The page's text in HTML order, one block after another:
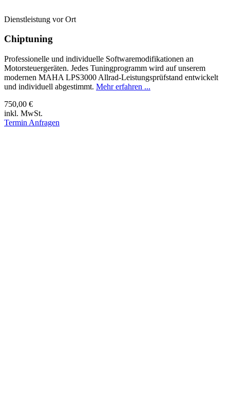
Dienstleistung vor Ort
Chiptuning
Professionelle und individuelle Softwaremodifikationen an
Motorsteuergeräten. Jedes Tuningprogramm wird auf unserem
modernen MAHA LPS3000 Allrad-Leistungsprüfstand entwickelt
und individuell abgestimmt. Mehr erfahren ...
750,00 €
inkl. MwSt.
Termin Anfragen